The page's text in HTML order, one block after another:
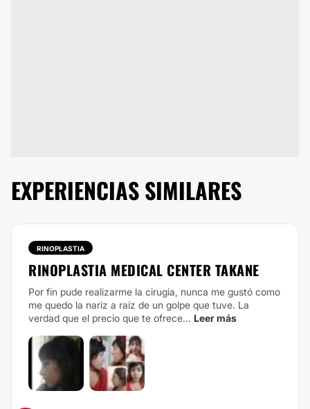
EXPERIENCIAS SIMILARES
RINOPLASTIA
RINOPLASTIA MEDICAL CENTER TAKANE
Por fin pude realizarme la cirugia, nunca me gustó como
me quedo la nariz a raíz de un golpe que tuve. La
verdad que el precio que te ofrece... Leer más